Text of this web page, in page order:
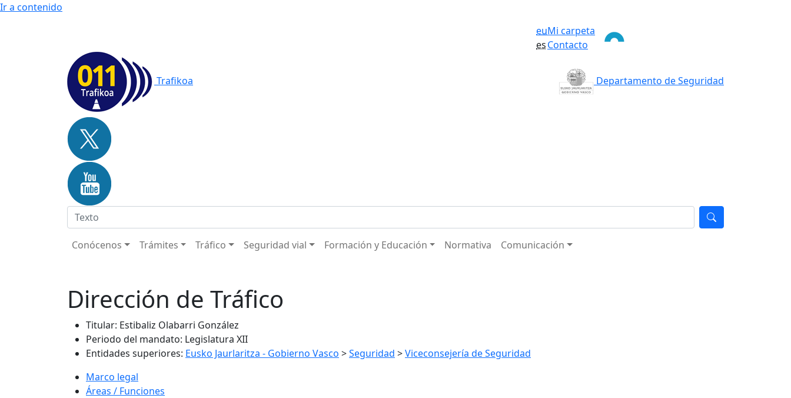
Ir a contenido
eu
es
Mi carpeta
Contacto
Trafikoa Departamento de Seguridad
Conócenos Trámites Tráfico Seguridad vial Formación y Educación Normativa Comunicación
Dirección de Tráfico
Titular: Estibaliz Olabarri González
Periodo del mandato: Legislatura XII
Entidades superiores: Eusko Jaurlaritza - Gobierno Vasco >Seguridad >Viceconsejería de Seguridad
Marco legal
Áreas / Funciones